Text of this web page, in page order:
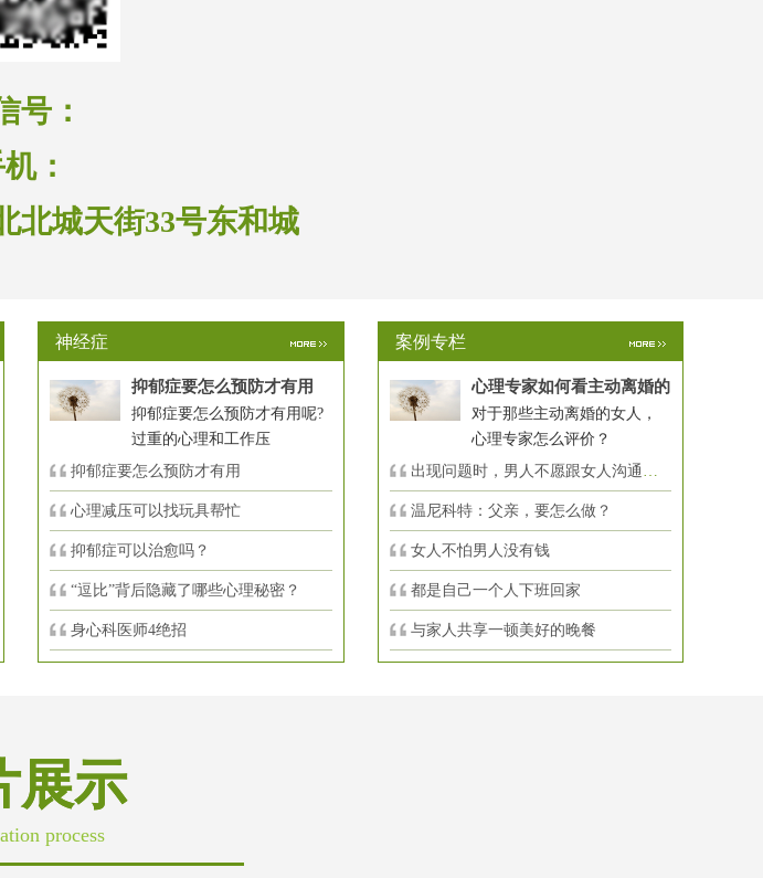
号：
：
北城天街33号东和城
神经症
抑郁症要怎么预防才有用
抑郁症要怎么预防才有用呢?
过重的心理和工作压
抑郁症要怎么预防才有用
心理减压可以找玩具帮忙
抑郁症可以治愈吗？
“逗比”背后隐藏了哪些心理秘密？
身心科医师4绝招
案例专栏
心理专家如何看主动离婚的
对于那些主动离婚的女人，
心理专家怎么评价？
出现问题时，男人不愿跟女人沟通，怎么
温尼科特：父亲，要怎么做？
女人不怕男人没有钱
都是自己一个人下班回家
与家人共享一顿美好的晚餐
展示
process